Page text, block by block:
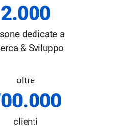
2.000
dedicate a
& Sviluppo
oltre
clienti